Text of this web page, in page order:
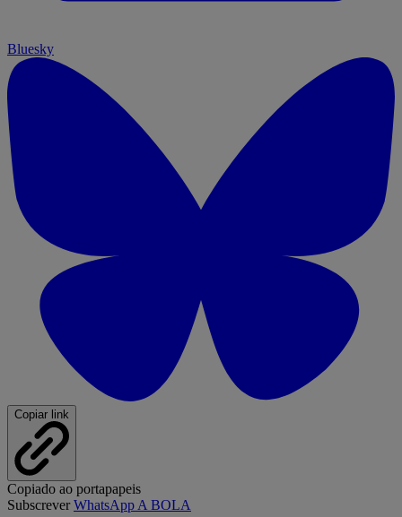
Bluesky
Copiar link
Copiado ao portapapeis
SubscreverWhatsApp A BOLA